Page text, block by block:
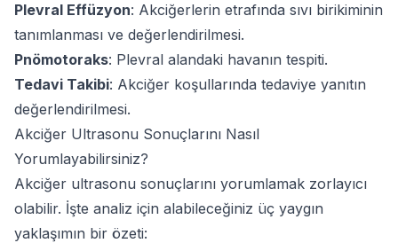
Plevral Effüzyon: Akciğerlerin etrafında sıvı birikiminin
tanımlanması ve değerlendirilmesi.
Pnömotoraks: Plevral alandaki havanın tespiti.
Tedavi Takibi: Akciğer koşullarında tedaviye yanıtın
değerlendirilmesi.
Akciğer Ultrasonu Sonuçlarını Nasıl
Yorumlayabilirsiniz?
Akciğer ultrasonu sonuçlarını yorumlamak zorlayıcı
olabilir. İşte analiz için alabileceğiniz üç yaygın
yaklaşımın bir özeti: